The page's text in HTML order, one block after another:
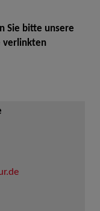
Sie bitte unsere
verlinkten